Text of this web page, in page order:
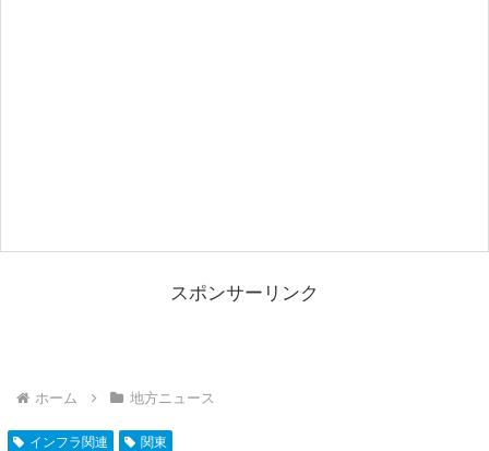
スポンサーリンク
ホーム 地方ニュース
インフラ関連 関東